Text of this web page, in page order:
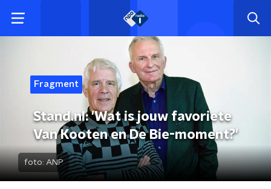
Fragment
Stand.nl: 'Wat is jouw favoriete
Van Kooten en De Bie-moment?'
foto: ANP